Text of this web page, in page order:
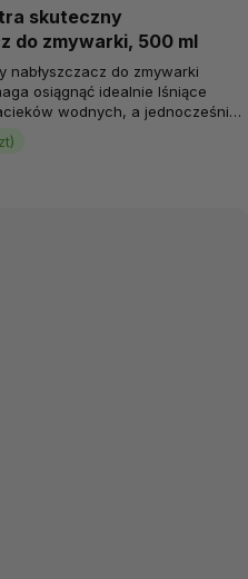
skuteczny
do zmywarki, 500 ml
nabłyszczacz do zmywarki
osiągnąć idealnie lśniące
wodnych, a jednocześnie
osadzanie się...